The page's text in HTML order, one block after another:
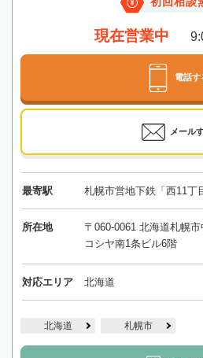
現在営業中
電話す
メール
最寄駅 札幌市営地下鉄「西11丁
所在地
〒060-0061 北海道札幌
コシヤ南1条ビル6階
対応エリア 北海道
北海道 札幌市